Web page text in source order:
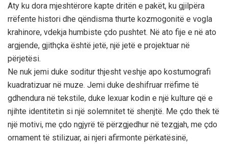
Aty ku dora mjeshtërore kapte dritën e pakët, ku gjilpëra
rrëfente histori dhe qëndisma thurte kozmogonitë e vogla
krahinore, vdekja humbiste çdo pushtet. Në ato fije e në ato
argjende, gjithçka është jetë, një jetë e projektuar në
përjetësi.
Ne nuk jemi duke soditur thjesht veshje apo kostumografi
kuadratizuar në muze. Jemi duke deshifruar rrëfime të
gdhendura në tekstile, duke lexuar kodin e një kulture që e
njihte identitetin si një solemnitet të shenjtë. Me çdo thek të
një motivi, me çdo ngjyrë të përzgjedhur në tezgjah, me çdo
ornament të stilizuar, ai njeri afirmonte përkatësinë,